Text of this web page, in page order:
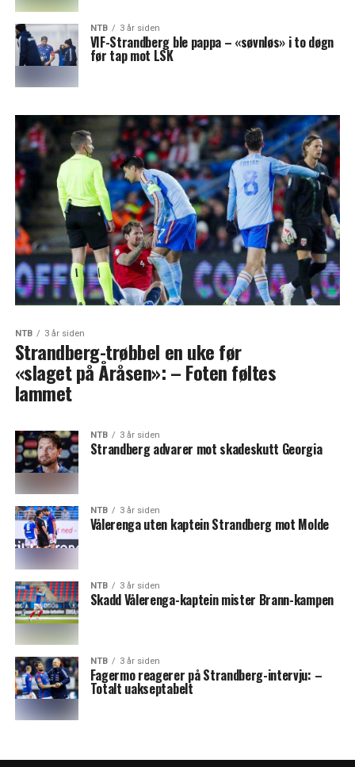
NTB 3 år siden
VIF-Strandberg ble pappa – «søvnløs» i to døgn
før tap mot LSK
NTB 3 år siden
Strandberg-trøbbel en uke før
«slaget på Åråsen»: – Foten føltes
lammet
NTB 3 år siden
Strandberg advarer mot skadeskutt Georgia
NTB 3 år siden
Vålerenga uten kaptein Strandberg mot Molde
NTB 3 år siden
Skadd Vålerenga-kaptein mister Brann-kampen
NTB 3 år siden
Fagermo reagerer på Strandberg-intervju: –
Totalt uakseptabelt